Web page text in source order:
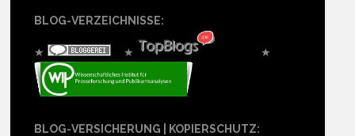
BLOG-VERZEICHNISSE:
★ ★ ★
BLOG-VERSICHERUNG | KOPIERSCHUTZ: